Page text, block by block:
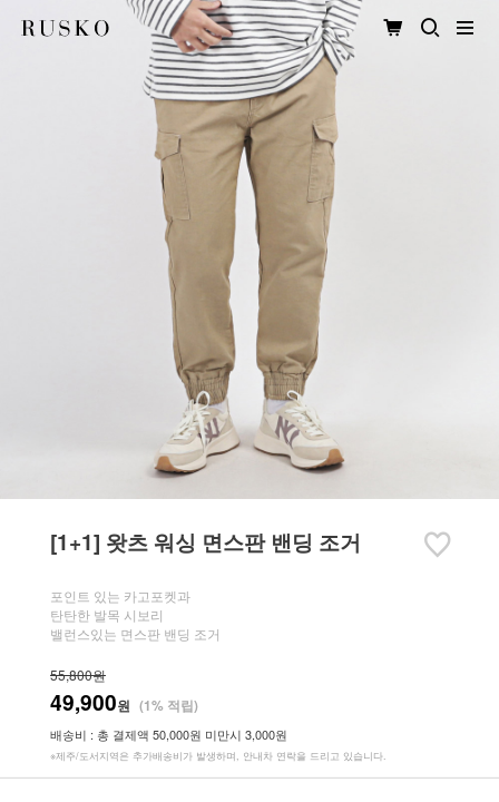
[1+1] 왓츠 워싱 면스판 밴딩 조거
포인트 있는 카고포켓과
탄탄한 발목 시보리
밸런스있는 면스판 밴딩 조거
55,800원
49,900원 (1% 적립)
배송비 : 총 결제액 50,000원 미만시 3,000원
※제주/도서지역은 추가배송비가 발생하며, 안내차 연락을 드리고 있습니다.